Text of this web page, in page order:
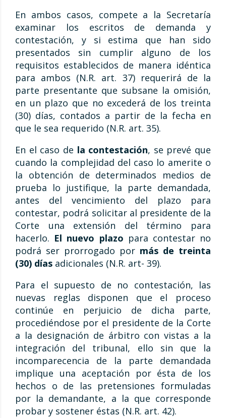
En ambos casos, compete a la Secretaría
examinar los escritos de demanda y
contestación, y si estima que han sido
presentados sin cumplir alguno de los
requisitos establecidos de manera idéntica
para ambos (N.R. art. 37) requerirá de la
parte presentante que subsane la omisión,
en un plazo que no excederá de los treinta
(30) días, contados a partir de la fecha en
que le sea requerido (N.R. art. 35).
En el caso de la contestación, se prevé que
cuando la complejidad del caso lo amerite o
la obtención de determinados medios de
prueba lo justifique, la parte demandada,
antes del vencimiento del plazo para
contestar, podrá solicitar al presidente de la
Corte una extensión del término para
hacerlo. El nuevo plazo para contestar no
podrá ser prorrogado por más de treinta
(30) días adicionales (N.R. art- 39).
Para el supuesto de no contestación, las
nuevas reglas disponen que el proceso
continúe en perjuicio de dicha parte,
procediéndose por el presidente de la Corte
a la designación de árbitro con vistas a la
integración del tribunal, ello sin que la
incomparecencia de la parte demandada
implique una aceptación por ésta de los
hechos o de las pretensiones formuladas
por la demandante, a la que corresponde
probar y sostener éstas (N.R. art. 42).